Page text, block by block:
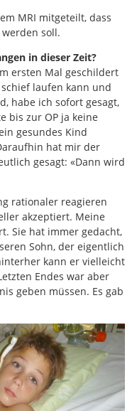
MRI mitgeteilt, dass
soll.
in dieser Zeit?
ersten Mal geschildert
laufen kann und
habe ich sofort gesagt,
bis zur OP ja keine
gesundes Kind
hat mir der
gesagt: «Dann wird
rationaler reagieren
akzeptiert. Meine
Sie hat immer gedacht,
Sohn, der eigentlich
kann er vielleicht
Endes war aber
geben müssen. Es gab